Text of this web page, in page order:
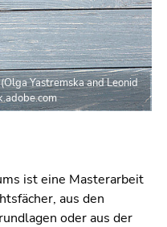
ist eine Masterarbeit
aus den
oder aus der
Yastremska and Leonid